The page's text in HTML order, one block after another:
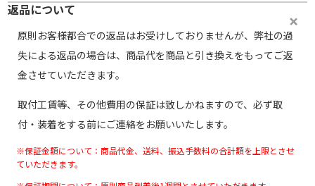
返品について
原則お客様都合での返品はお受けしておりませんが、弊社の過
失による返品の場合は、商品代を商品と引き換えをもってご返
金させていただきます。
取付工賃等、その他費用の保証は致しかねますので、必ず取
付・装着をする前にご連絡をお願いいたします。
※保証金額について：商品代金、送料、振込手数料の合計額を上限とさせ
ていただきます。